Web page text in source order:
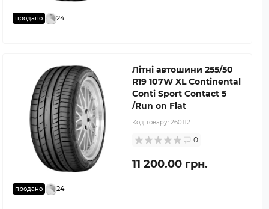
продано 24
продано 24
Літні автошини 255/50
R19 107W XL Continental
Conti Sport Contact 5
/Run on Flat
Код товару: 260112
0
11 200.00 грн.